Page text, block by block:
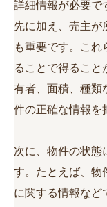
詳細情報が必要で
先に加え、売主が
も重要です。こ
ることで得ること
有者、面積、種類
件の正確な情報を
次に、物件の状態
す。たとえば、物
に関する情報など